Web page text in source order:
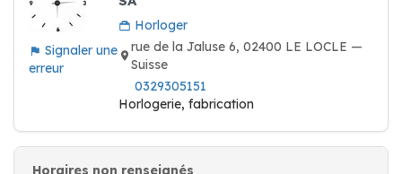
Signaler une
erreur
Horloger
rue de la Jaluse 6, 02400 LE LOCLE —
Suisse
0329305151
Horlogerie, fabrication
Horaires non renseignés